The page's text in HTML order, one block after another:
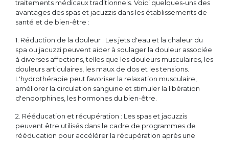
traitements médicaux traditionnels. Voici quelques-uns des
avantages des spas et jacuzzis dans les établissements de
santé et de bien-être :
1. Réduction de la douleur : Les jets d'eau et la chaleur du
spa ou jacuzzi peuvent aider à soulager la douleur associée
à diverses affections, telles que les douleurs musculaires, les
douleurs articulaires, les maux de dos et les tensions.
L'hydrothérapie peut favoriser la relaxation musculaire,
améliorer la circulation sanguine et stimuler la libération
d'endorphines, les hormones du bien-être.
2. Rééducation et récupération : Les spas et jacuzzis
peuvent être utilisés dans le cadre de programmes de
rééducation pour accélérer la récupération après une